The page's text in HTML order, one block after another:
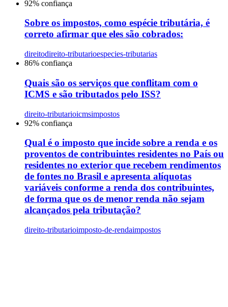
92% confiança
Sobre os impostos, como espécie tributária, é
correto afirmar que eles são cobrados:
direitodireito-tributarioespecies-tributarias
86% confiança
Quais são os serviços que conflitam com o
ICMS e são tributados pelo ISS?
direito-tributarioicmsimpostos
92% confiança
Qual é o imposto que incide sobre a renda e os
proventos de contribuintes residentes no País ou
residentes no exterior que recebem rendimentos
de fontes no Brasil e apresenta alíquotas
variáveis conforme a renda dos contribuintes,
de forma que os de menor renda não sejam
alcançados pela tributação?
direito-tributarioimposto-de-rendaimpostos